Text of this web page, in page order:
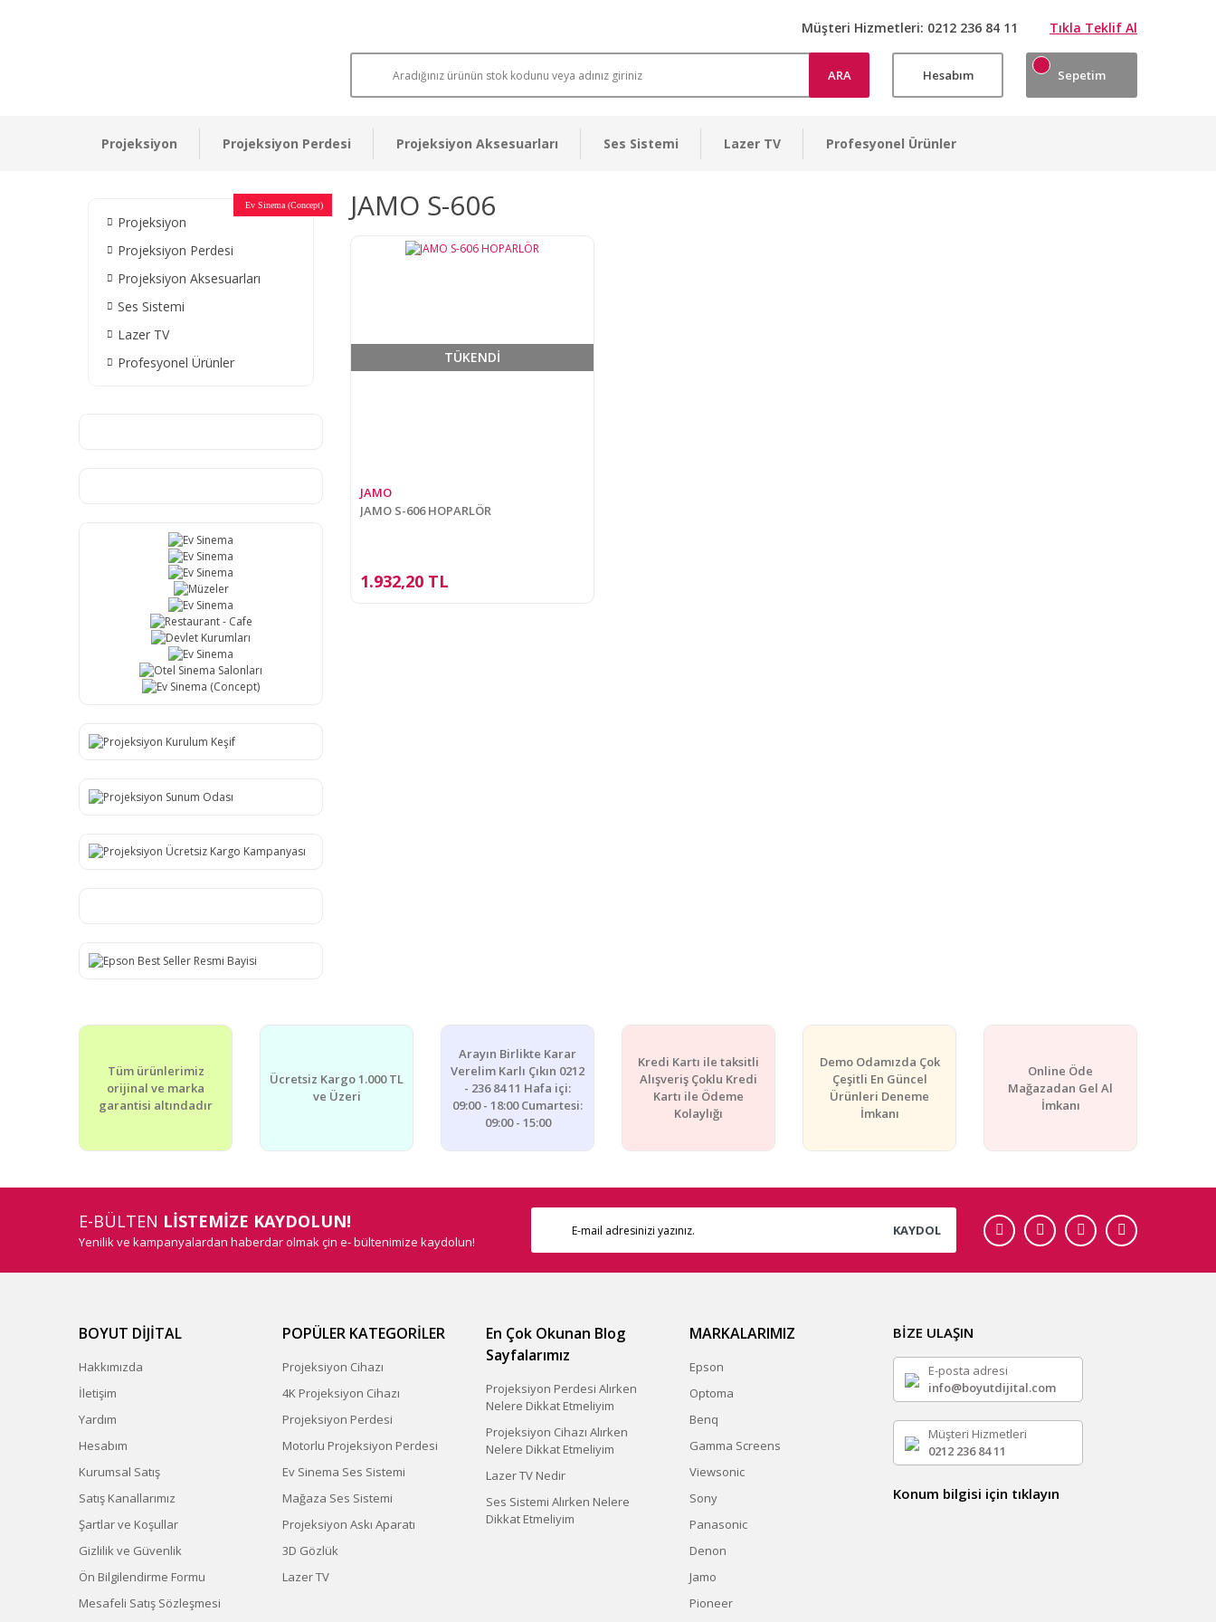
Müşteri Hizmetleri: 0212 236 84 11 Tıkla Teklif Al
ARA Hesabım Sepetim
Projeksiyon Projeksiyon Perdesi Projeksiyon Aksesuarları Ses Sistemi Lazer TV Profesyonel Ürünler
Projeksiyon
Projeksiyon Perdesi
Projeksiyon Aksesuarları
Ses Sistemi
Lazer TV
Profesyonel Ürünler
Ev Sinema
Ev Sinema
Ev Sinema
Müzeler
Ev Sinema
Restaurant - Cafe
Devlet Kurumları
Ev Sinema
Otel Sinema Salonları
Ev Sinema (Concept) JAMO S-606
TÜKENDİ
JAMO
JAMO S-606 HOPARLÖR
1.932,20 TL
Tüm ürünlerimiz
orijinal ve marka
garantisi altındadır
Ücretsiz Kargo 1.000 TL
ve Üzeri
Arayın Birlikte Karar
Verelim Karlı Çıkın 0212
- 236 84 11 Hafa içi:
09:00 - 18:00 Cumartesi:
09:00 - 15:00
Kredi Kartı ile taksitli
Alışveriş Çoklu Kredi
Kartı ile Ödeme
Kolaylığı
Demo Odamızda Çok
Çeşitli En Güncel
Ürünleri Deneme
İmkanı
Online Öde
Mağazadan Gel Al
İmkanı
E-BÜLTEN LİSTEMİZE KAYDOLUN!
Yenilik ve kampanyalardan haberdar olmak çin e- bültenimize kaydolun!
KAYDOL
BOYUT DİJİTAL
Hakkımızda
İletişim
Yardım
Hesabım
Kurumsal Satış
Satış Kanallarımız
Şartlar ve Koşullar
Gizlilik ve Güvenlik
Ön Bilgilendirme Formu
Mesafeli Satış Sözleşmesi
POPÜLER KATEGORİLER
Projeksiyon Cihazı
4K Projeksiyon Cihazı
Projeksiyon Perdesi
Motorlu Projeksiyon Perdesi
Ev Sinema Ses Sistemi
Mağaza Ses Sistemi
Projeksiyon Askı Aparatı
3D Gözlük
Lazer TV
En Çok Okunan Blog
Sayfalarımız
Projeksiyon Perdesi Alırken
Nelere Dikkat Etmeliyim
Projeksiyon Cihazı Alırken
Nelere Dikkat Etmeliyim
Lazer TV Nedir
Ses Sistemi Alırken Nelere
Dikkat Etmeliyim
MARKALARIMIZ
Epson
Optoma
Benq
Gamma Screens
Viewsonic
Sony
Panasonic
Denon
Jamo
Pioneer
BİZE ULAŞIN
E-posta adresi
info@boyutdijital.com
Müşteri Hizmetleri
0212 236 84 11
Konum bilgisi için tıklayın